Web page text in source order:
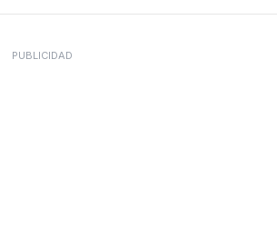
PUBLICIDAD